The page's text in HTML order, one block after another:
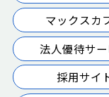
マックスカ
法人優待サ
採用サイ